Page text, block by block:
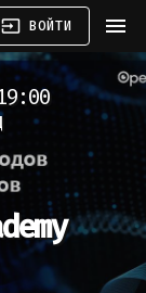
input ВОЙТИ menu